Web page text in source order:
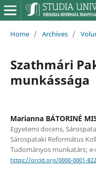
Home / Archives /
Szathmári
munkássága
Marianna BÁTORINÉ
Egyetemi docens,
Sárospataki Református
Tudományos munkatárs;
https://orcid.org/0000-0001-